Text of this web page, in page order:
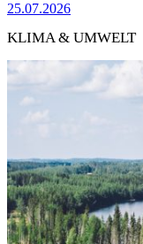
25.07.2026
KLIMA & UMWELT